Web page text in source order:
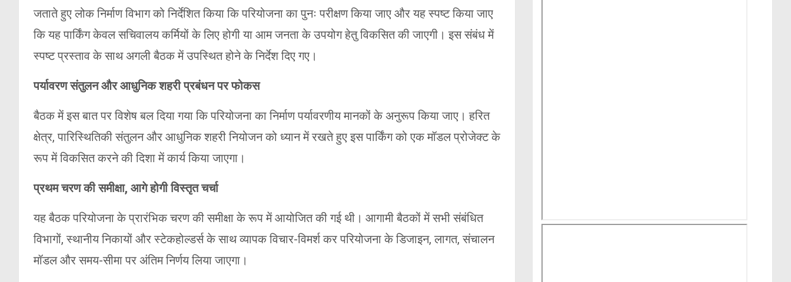
जताते हुए लोक निर्माण विभाग को निर्देशित किया कि परियोजना का पुनः परीक्षण किया जाए और यह स्पष्ट किया जाए
कि यह पार्किंग केवल सचिवालय कर्मियों के लिए होगी या आम जनता के उपयोग हेतु विकसित की जाएगी। इस संबंध में
स्पष्ट प्रस्ताव के साथ अगली बैठक में उपस्थित होने के निर्देश दिए गए।
पर्यावरण संतुलन और आधुनिक शहरी प्रबंधन पर फोकस
बैठक में इस बात पर विशेष बल दिया गया कि परियोजना का निर्माण पर्यावरणीय मानकों के अनुरूप किया जाए। हरित
क्षेत्र, पारिस्थितिकी संतुलन और आधुनिक शहरी नियोजन को ध्यान में रखते हुए इस पार्किंग को एक मॉडल प्रोजेक्ट के
रूप में विकसित करने की दिशा में कार्य किया जाएगा।
प्रथम चरण की समीक्षा, आगे होगी विस्तृत चर्चा
यह बैठक परियोजना के प्रारंभिक चरण की समीक्षा के रूप में आयोजित की गई थी। आगामी बैठकों में सभी संबंधित
विभागों, स्थानीय निकायों और स्टेकहोल्डर्स के साथ व्यापक विचार-विमर्श कर परियोजना के डिजाइन, लागत, संचालन
मॉडल और समय-सीमा पर अंतिम निर्णय लिया जाएगा।